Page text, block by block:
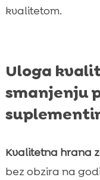
kvalitetom.
Uloga
smanjenju
Kvalitetna hrana
bez obzira na